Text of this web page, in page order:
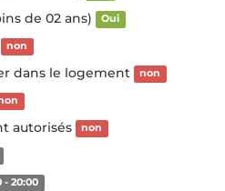
de 02 ans) Oui
non
dans le logement non
autorisés non
- 20:00